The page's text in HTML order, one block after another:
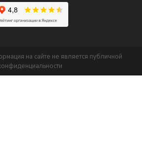
на сайте не является публичной